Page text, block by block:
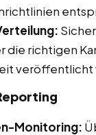
die richtigen
veröffentlicht
Monitoring: